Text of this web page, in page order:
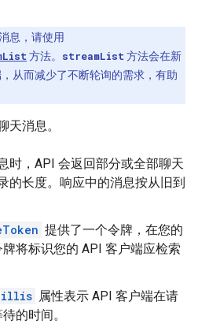
息，请使用
方法。 streamList 方法会在新
从而减少了不断轮询的需求，有助
天消息。
时，API 会返回部分或全部聊天
的长度。响应中的消息按从旧到
提供了一个令牌，在您的
将标识您的 API 客户端应检索
属性表示 API 客户端在请
的时间。